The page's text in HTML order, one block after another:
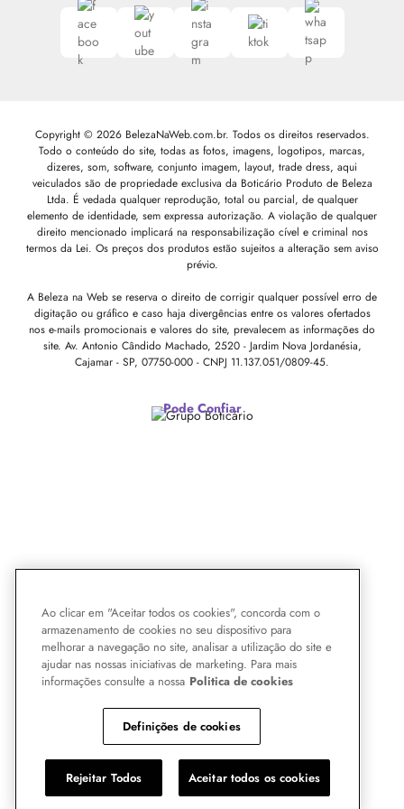
Copyright © 2026 BelezaNaWeb.com.br. Todos os direitos reservados.
Todo o conteúdo do site, todas as fotos, imagens, logotipos, marcas,
dizeres, som, software, conjunto imagem, layout, trade dress, aqui
veiculados são de propriedade exclusiva da Boticário Produto de Beleza
Ltda. É vedada qualquer reprodução, total ou parcial, de qualquer
elemento de identidade, sem expressa autorização. A violação de qualquer
direito mencionado implicará na responsabilização cível e criminal nos
termos da Lei. Os preços dos produtos estão sujeitos a alteração sem aviso
prévio.
A Beleza na Web se reserva o direito de corrigir qualquer possível erro de
digitação ou gráfico e caso haja divergências entre os valores ofertados
nos e-mails promocionais e valores do site, prevalecem as informações do
site. Av. Antonio Cândido Machado, 2520 - Jardim Nova Jordanésia,
Cajamar - SP, 07750-000 - CNPJ 11.137.051/0809-45.
Pode Confiar
Ao clicar em "Aceitar todos os cookies", concorda com o
armazenamento de cookies no seu dispositivo para
melhorar a navegação no site, analisar a utilização do site e
ajudar nas nossas iniciativas de marketing. Para mais
informações consulte a nossa Politica de cookies
Definições de cookies
Rejeitar Todos Aceitar todos os cookies